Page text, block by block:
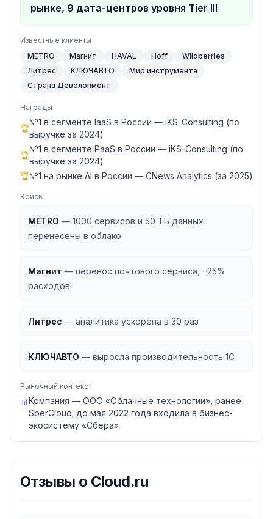
рынке, 9 дата-центров уровня Tier III
Известные клиенты
METRO
Магнит HAVAL Hoff
Wildberries
Литрес
КЛЮЧАВТО
Мир инструмента
Страна Девелопмент
Награды
🏆
№1 в сегменте IaaS в России — iKS-Consulting (по
выручке за 2024)
🏆
№1 в сегменте PaaS в России — iKS-Consulting (по
выручке за 2024)
🏆№1 на рынке AI в России — CNews Analytics (за 2025)
Кейсы
METRO — 1000 сервисов и 50 ТБ данных
перенесены в облако
Магнит — перенос почтового сервиса, −25%
расходов
Литрес — аналитика ускорена в 30 раз
КЛЮЧАВТО — выросла производительность 1С
Рыночный контекст
📊Компания — ООО «Облачные технологии», ранее
SberCloud; до мая 2022 года входила в бизнес-
экосистему «Сбера»
Отзывы о Cloud.ru